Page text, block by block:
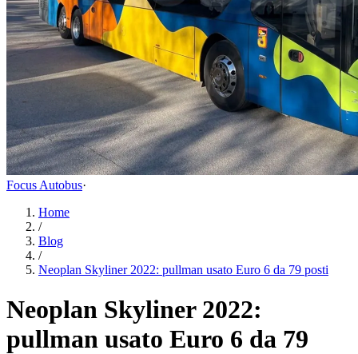
Focus Autobus·
Home
/
Blog
/
Neoplan Skyliner 2022: pullman usato Euro 6 da 79 posti
Neoplan Skyliner 2022:
pullman usato Euro 6 da 79